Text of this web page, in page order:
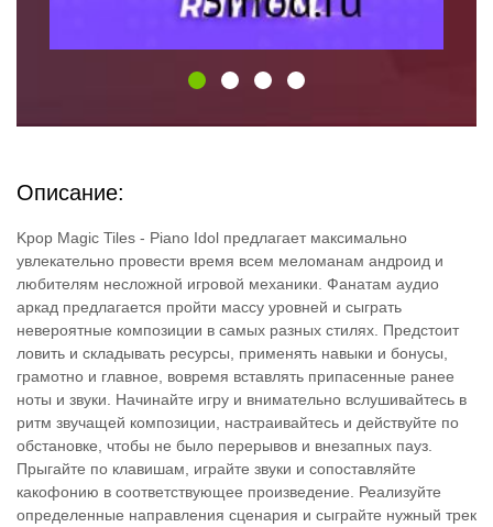
Описание:
Kpop Magic Tiles - Piano Idol предлагает максимально
увлекательно провести время всем меломанам андроид и
любителям несложной игровой механики. Фанатам аудио
аркад предлагается пройти массу уровней и сыграть
невероятные композиции в самых разных стилях. Предстоит
ловить и складывать ресурсы, применять навыки и бонусы,
грамотно и главное, вовремя вставлять припасенные ранее
ноты и звуки. Начинайте игру и внимательно вслушивайтесь в
ритм звучащей композиции, настраивайтесь и действуйте по
обстановке, чтобы не было перерывов и внезапных пауз.
Прыгайте по клавишам, играйте звуки и сопоставляйте
какофонию в соответствующее произведение. Реализуйте
определенные направления сценария и сыграйте нужный трек